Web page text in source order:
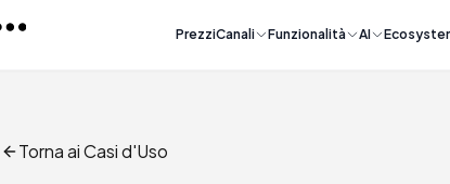
PrezziCanali Funzionalità AI
Torna ai Casi d'Uso